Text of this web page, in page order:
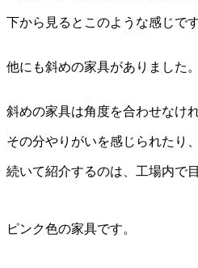
下から見るとこのような感じです
他にも斜めの家具がありました。
斜めの家具は角度を合わせなけ
その分やりがいを感じられたり
続いて紹介するのは、工場内で
ピンク色の家具です。